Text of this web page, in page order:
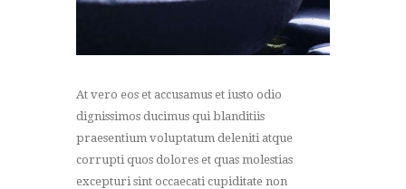
At vero eos et accusamus et iusto odio
dignissimos ducimus qui blanditiis
praesentium voluptatum deleniti atque
corrupti quos dolores et quas molestias
excepturi sint occaecati cupiditate non